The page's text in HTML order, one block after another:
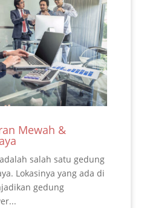
Mewah &
salah satu gedung
Lokasinya yang ada di
gedung